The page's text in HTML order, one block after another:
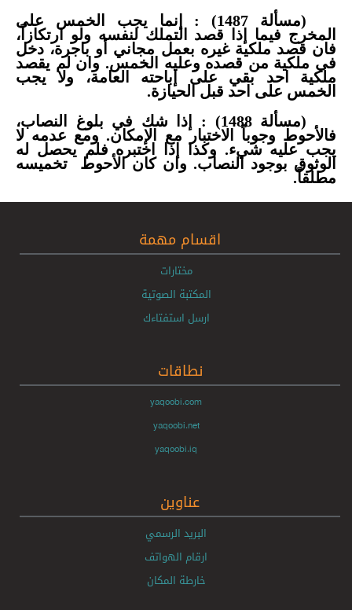
(مسألة 1487) : إنما يجب الخمس على
المخرج فيما إذا قصد التملك لنفسه ولو ارتكازاً،
فان قصد ملكية غيره بعمل مجاني أو باجرة، دخل
في ملكية من قصده وعليه الخمس. وان لم يقصد
ملكية احد بقي على إباحته العامة، ولا يجب
الخمس على احد قبل الحيازة.
(مسألة 1488) : إذا شك في بلوغ النصاب،
فالأحوط وجوباً الاختبار مع الإمكان. ومع عدمه لا
يجب عليه شيء. وكذا إذا اختبره فلم يحصل له
الوثوق بوجود النصاب. وان كان الأحوط
تخميسه
مطلقاً.
اقسام مهمة
مختارات
المكتبة الصوتية
ارسل استفتاءك
نطاقات
yaqoobi.com
yaqoobi.net
yaqoobi.iq
عناوين
البريد الرسمي
ارقام الهواتف
خارطة المكان